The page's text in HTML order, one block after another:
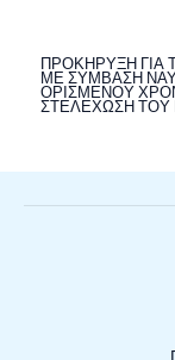
ΠΡΟΚΗΡΥΞΗ ΓΙΑ
ΜΕ ΣΥΜΒΑΣΗ
ΟΡΙΣΜΕΝΟΥ
ΣΤΕΛΕΧΩΣΗ ΤΟΥ